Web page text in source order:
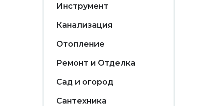
Инструмент
Канализация
Отопление
Ремонт и Отделка
Сад и огород
Сантехника